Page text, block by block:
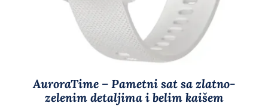
AuroraTime – Pametni sat sa zlatno-
zelenim detaljima i belim kaišem